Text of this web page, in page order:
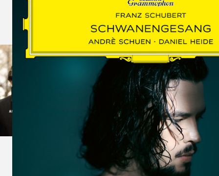
LIEDERKREIS
OP. 24
SECHS
MONOLOGE
AUS
JEDERMANN
GESÄNGE
DES
HARFNERS